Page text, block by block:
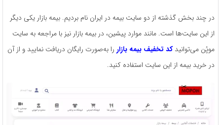
در چند بخش گذشته از دو سایت بیمه در ایران نام بردیم. بیمه بازار یکی دیگر
از این سایت‌ها است. مانند موارد پیشین، در بیمه بازار نیز با مراجعه به سایت
موپُن می‌توانیدکد تخفیف بیمه بازار را به‌صورت رایگان دریافت نمایید و از آن
در خرید بیمه از این سایت استفاده کنید.